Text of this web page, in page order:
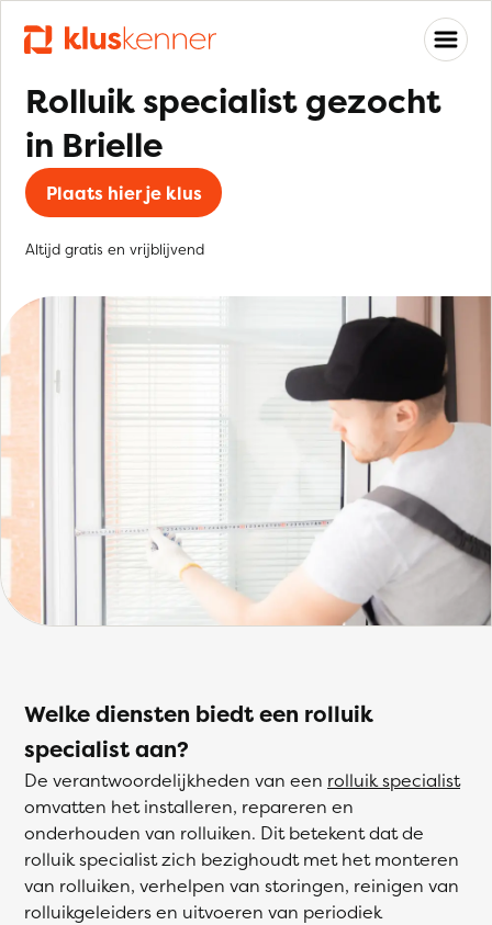
Rolluik specialist gezocht
in Brielle
Plaats hier je klus
Altijd gratis en vrijblijvend
Welke diensten biedt een rolluik
specialist aan?
De verantwoordelijkheden van een rolluik specialist
omvatten het installeren, repareren en
onderhouden van rolluiken. Dit betekent dat de
rolluik specialist zich bezighoudt met het monteren
van rolluiken, verhelpen van storingen, reinigen van
rolluikgeleiders en uitvoeren van periodiek